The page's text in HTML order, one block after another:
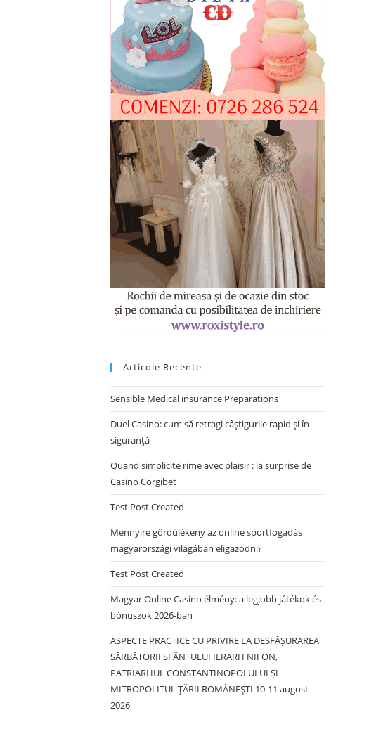
Articole Recente
Sensible Medical insurance Preparations
Duel Casino: cum să retragi câștigurile rapid și în
siguranță
Quand simplicité rime avec plaisir : la surprise de
Casino Corgibet
Test Post Created
Mennyire gördülékeny az online sportfogadás
magyarországi világában eligazodni?
Test Post Created
Magyar Online Casino élmény: a legjobb játékok és
bónuszok 2026-ban
ASPECTE PRACTICE CU PRIVIRE LA DESFĂȘURAREA
SĂRBĂTORII SFÂNTULUI IERARH NIFON,
PATRIARHUL CONSTANTINOPOLULUI ŞI
MITROPOLITUL ȚĂRII ROMÂNEȘTI 10-11 august
2026